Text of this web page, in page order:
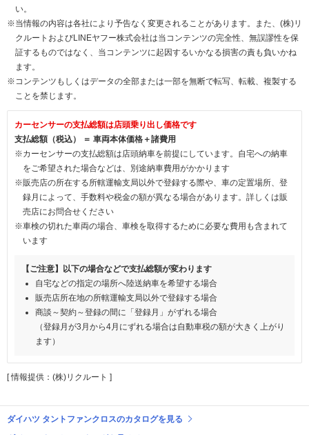
い。
※当情報の内容は各社により予告なく変更されることがあります。また、(株)リ
クルートおよびLINEヤフー株式会社は当コンテンツの完全性、無誤謬性を保
証するものではなく、当コンテンツに起因するいかなる損害の責も負いかね
ます。
※コンテンツもしくはデータの全部または一部を無断で転写、転載、複製する
ことを禁じます。
カーセンサーの支払総額は店頭乗り出し価格です
支払総額（税込） ＝ 車両本体価格＋諸費用
※カーセンサーの支払総額は店頭納車を前提にしています。自宅への納車
をご希望された場合などは、別途納車費用がかかります
※販売店の所在する所轄運輸支局以外で登録する際や、車の定置場所、登
録月によって、手数料や税金の額が異なる場合があります。詳しくは販
売店にお問合せください
※車検の切れた車両の場合、車検を取得するために必要な費用も含まれて
います
【ご注意】以下の場合などで支払総額が変わります
自宅などの指定の場所へ陸送納車を希望する場合
販売店所在地の所轄運輸支局以外で登録する場合
商談～契約～登録の間に「登録月」がずれる場合
（登録月が3月から4月にずれる場合は自動車税の額が大きく上がり
ます）
[ 情報提供：(株)リクルート ]
ダイハツ タントファンクロスのカタログを見る